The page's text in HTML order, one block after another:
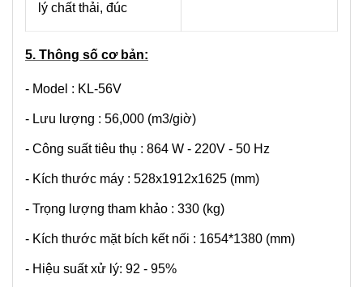
lý chất thải, đúc
5. Thông số cơ bản:
- Model : KL-56V
- Lưu lượng : 56,000 (m3/giờ)
- Công suất tiêu thụ : 864 W - 220V - 50 Hz
- Kích thước máy : 528x1912x1625 (mm)
- Trọng lượng tham khảo : 330 (kg)
- Kích thước mặt bích kết nối : 1654*1380 (mm)
- Hiệu suất xử lý: 92 - 95%